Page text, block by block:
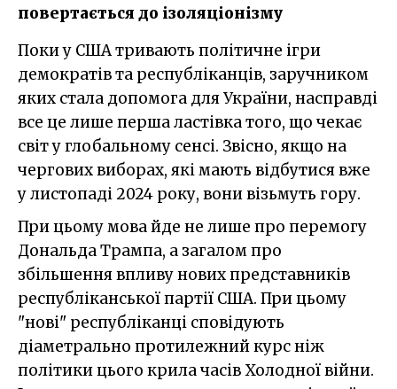
повертається до ізоляціонізму
Поки у США тривають політичне ігри
демократів та республіканців, заручником
яких стала допомога для України, насправді
все це лише перша ластівка того, що чекає
світ у глобальному сенсі. Звісно, якщо на
чергових виборах, які мають відбутися вже
у листопаді 2024 року, вони візьмуть гору.
При цьому мова йде не лише про перемогу
Дональда Трампа, а загалом про
збільшення впливу нових представників
республіканської партії США. При цьому
"нові" республіканці сповідують
діаметрально протилежний курс ніж
політики цього крила часів Холодної війни.